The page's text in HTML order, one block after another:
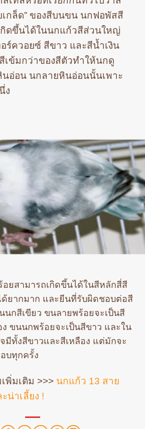
เกล็ด” ของสีบนขน นกฟอพัสสี
ดขึ้นได้ในนกแก้วสีส่วนใหญ่
ร์ควอยซ์ สีขาว และสีน้ำเงิน
เข้มกว่าของสีตัวทำให้นกดู
นอ่อน นกลายหินอ่อนนั้นเพาะ
ง
ยสามารถเกิดขึ้นได้ในสีหลักสี่สี
ยากมาก และยีนที่รับผิดชอบต่อสี
นกสีเขียว ขนลายพร้อยจะเป็นสี
ง ขนนกพร้อยจะเป็นสีขาว และใน
มีทั้งสีขาวและสีเหลือง แต่มักจะ
บทุกครั้ง
พิ่มเติม >>> นกแก้ว 13 สาย
น่าเลี้ยง !